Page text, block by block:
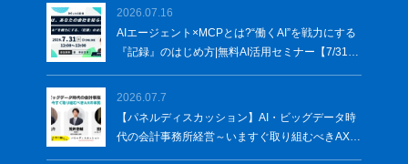
2026.07.16
AIエージェント×MCPとは?“働くAI”を戦力にする
『記録』のはじめ方|無料AI活用セミナー【7/31オ
2026.07.7
【パネルディスカッション】AI・ビッグデータ時
代の会計事務所経営～いますぐ取り組むべきAXの